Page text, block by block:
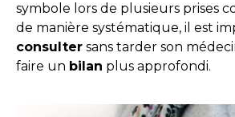
symbole lors de plusieurs prises
de manière systématique, il est
consulter sans tarder son
faire un bilan plus approfondi.